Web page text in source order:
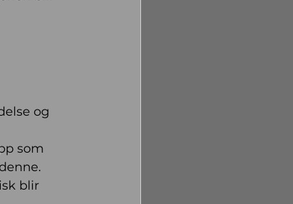
og
som
blir